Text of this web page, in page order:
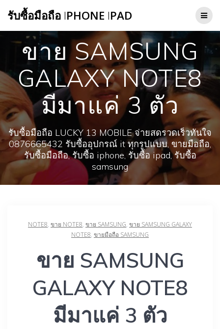
to
รับซื้อมือถือ IPHONE IPAD
ขาย SAMSUNG
GALAXY NOTE8
มีมาแค่ 3 ตัว
รับซื้อมือถือ LUCKY 13 MOBILE จ่ายสดรวดเร็วทันใจ
0876665432 รับซื้ออุปกรณ์ it ทุกรูปแบบ, ขายมือถือ,
รับซื้อมือถือ, รับซื้อ iphone, รับซื้อ ipad, รับซื้อ
samsung
NOTE8, ขาย NOTE8, ขาย SAMSUNG, ขาย SAMSUNG GALAXY
NOTE8, ขายมือถือ SAMSUNG
ขาย SAMSUNG
GALAXY NOTE8
มีมาแค่ 3 ตัว